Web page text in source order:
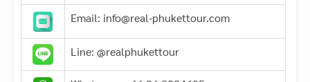
Email: info@real-phukettour.com
Line: @realphukettour